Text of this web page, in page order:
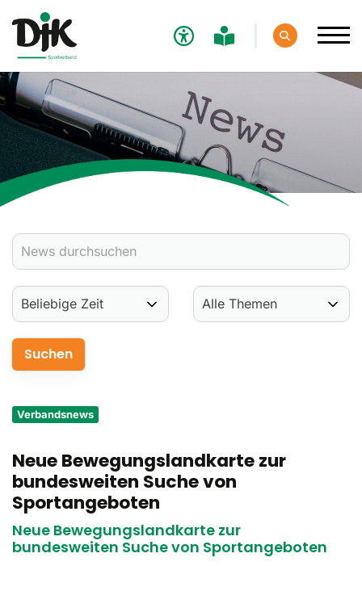
Verbandsnews
Neue Bewegungslandkarte zur
bundesweiten Suche von
Sportangeboten
Neue Bewegungslandkarte zur
bundesweiten Suche von Sportangeboten
Verband
Aktuelles
Verbands-News
Termine
Verantwortung
Aus- und Fortbildungen
Kontakt
Bundessportfest '26
DJK Sportjugend